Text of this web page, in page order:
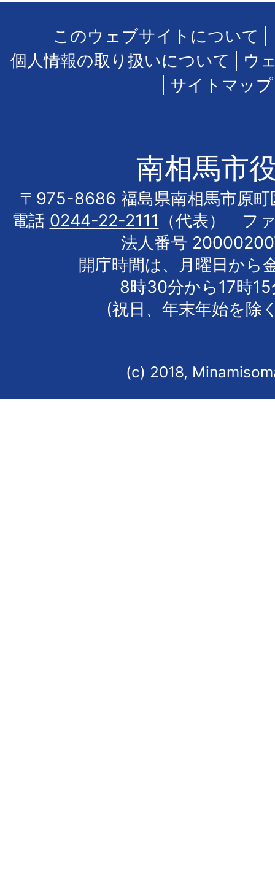
このウェブサイトについて
個人情報の取り扱いについて
ウ
サイトマップ
南相馬市
〒975-8686 福島県南相馬市原町
電話 0244-22-2111
（代表） フ
法人番号
開庁時間は、月曜日から
8時30分から17時
(祝日、年末年始を除
(c) 2018,